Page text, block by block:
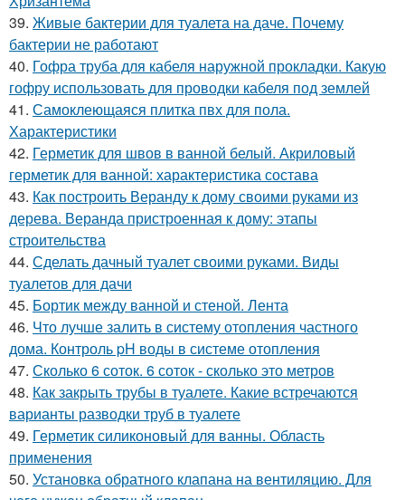
39. Живые бактерии для туалета на даче. Почему
бактерии не работают
40. Гофра труба для кабеля наружной прокладки. Какую
гофру использовать для проводки кабеля под землей
41. Самоклеющаяся плитка пвх для пола.
Характеристики
42. Герметик для швов в ванной белый. Акриловый
герметик для ванной: характеристика состава
43. Как построить Веранду к дому своими руками из
дерева. Веранда пристроенная к дому: этапы
строительства
44. Сделать дачный туалет своими руками. Виды
туалетов для дачи
45. Бортик между ванной и стеной. Лента
46. Что лучше залить в систему отопления частного
дома. Контроль pH воды в системе отопления
47. Сколько 6 соток. 6 соток - сколько это метров
48. Как закрыть трубы в туалете. Какие встречаются
варианты разводки труб в туалете
49. Герметик силиконовый для ванны. Область
применения
50. Установка обратного клапана на вентиляцию. Для